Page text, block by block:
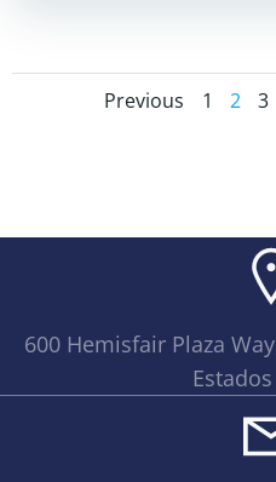
Posts
Previous Page
1 Page
2 3
600 Hemisfair Plaza